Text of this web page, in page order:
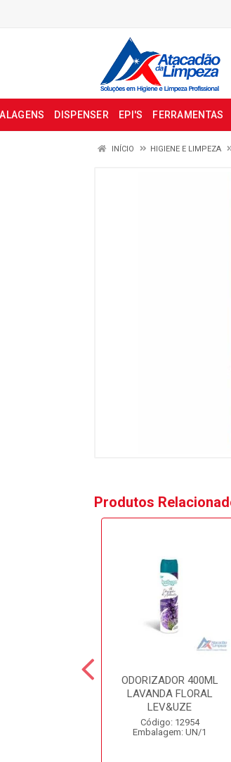
DISPENSER EPI'S FERRAMENTAS
INÍCIO HIGIENE E LIMPEZA
Produtos
ODORIZADOR 400ML
LAVANDA FLORAL
LEV&UZE
Código: 12954
Embalagem: UN/1